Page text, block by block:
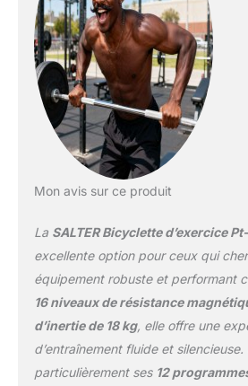
système de captation sans fil
lecture du pouls lors
grande intensité (ceinture
incluse).
Mon avis sur ce produit
La SALTER Bicyclette d’exercice
excellente option pour ceux qui
équipement robuste et performant
16 niveaux de résistance
d’inertie de 18 kg, elle offre une
d’entraînement fluide et silencieuse.
particulièrement ses 12